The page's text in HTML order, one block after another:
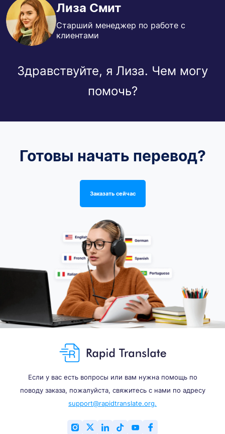
Лиза Смит
Старший менеджер по работе с
клиентами
Здравствуйте, я Лиза. Чем могу
помочь?
Готовы начать перевод?
Заказать сейчас
Если у вас есть вопросы или вам нужна помощь по
поводу заказа, пожалуйста, свяжитесь с нами по адресу
support@rapidtranslate.org.